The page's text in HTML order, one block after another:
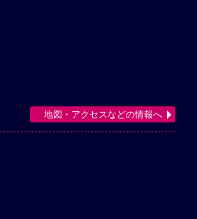
地図・アクセスなどの情報へ